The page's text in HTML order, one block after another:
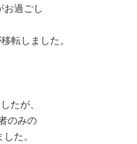
お過ごし
転しました。
たが、
のみの
た。